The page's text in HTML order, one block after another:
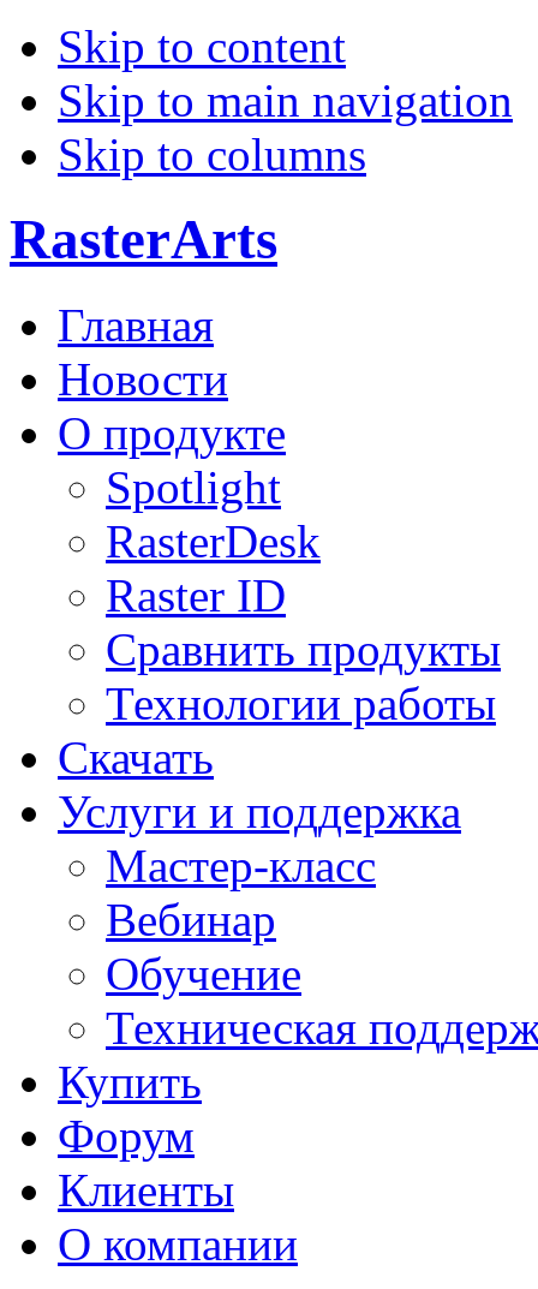
Skip to content
Skip to main navigation
Skip to columns
RasterArts
Главная
Новости
О продукте
Spotlight
RasterDesk
Raster ID
Сравнить продукты
Технологии работы
Скачать
Услуги и поддержка
Мастер-класс
Вебинар
Обучение
Техническая
Купить
Форум
Клиенты
О компании